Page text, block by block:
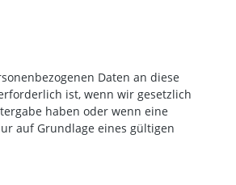
Daten an diese
ist, wenn wir gesetzlich
haben oder wenn eine
auf Grundlage eines gültigen